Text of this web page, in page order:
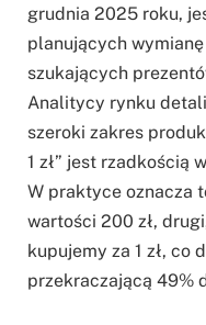
grudnia 2025 roku,
planujących
szukających
Analitycy rynku
szeroki zakres
1 zł” jest rzadkością
W praktyce oznacza
wartości 200 zł,
kupujemy za 1 zł, co
przekraczającą 49%